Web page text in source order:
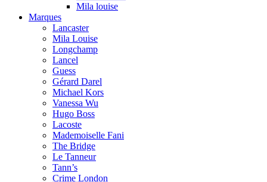
Mila louise
Marques
Lancaster
Mila Louise
Longchamp
Lancel
Guess
Gérard Darel
Michael Kors
Vanessa Wu
Hugo Boss
Lacoste
Mademoiselle Fani
The Bridge
Le Tanneur
Tann’s
Crime London